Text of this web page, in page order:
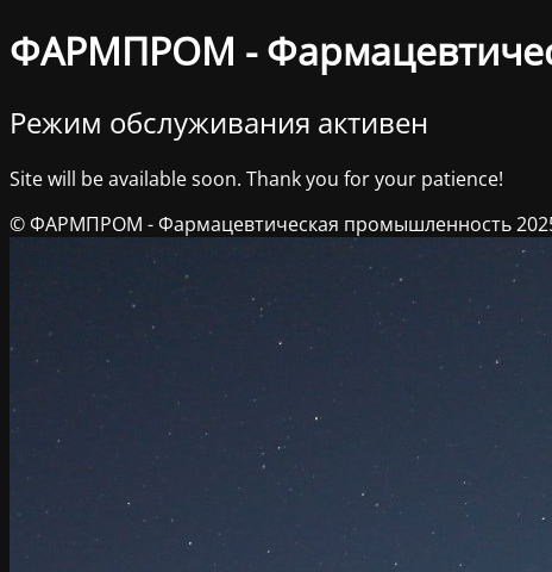
ФАРМПРОМ -
Режим обслуживания активен
Site will be available soon. Thank you for your patience!
© ФАРМПРОМ - Фармацевтическая промышленность